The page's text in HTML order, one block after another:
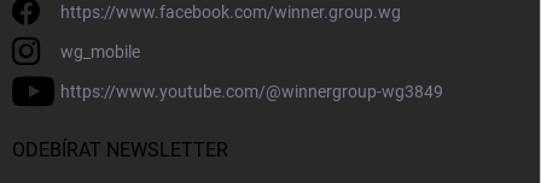
https://www.facebook.com/winner.group.wg
wg_mobile
https://www.youtube.com/@winnergroup-wg3849
ODEBÍRAT NEWSLETTER